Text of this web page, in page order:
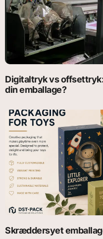
Digitaltryk vs
din emballage?
Skræddersyet